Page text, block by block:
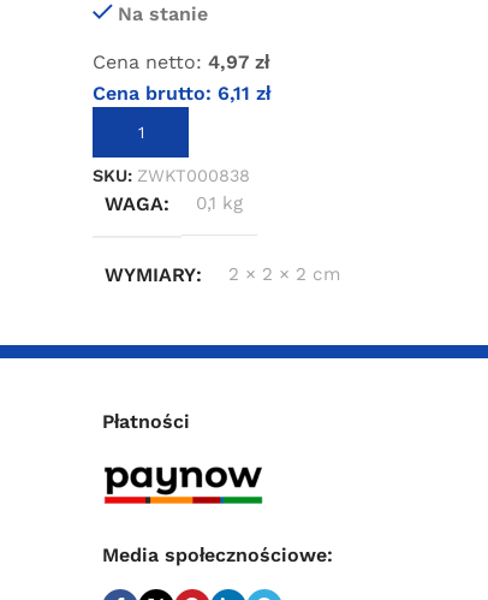
Na stanie
Cena netto: 4,97zł
Cena brutto:6,11zł
DODAJ DO KOSZYKA
SKU: ZWKT000838
WAGA 0,1 kg
WYMIARY 2 × 2 × 2 cm
Płatności
Media społecznościowe: